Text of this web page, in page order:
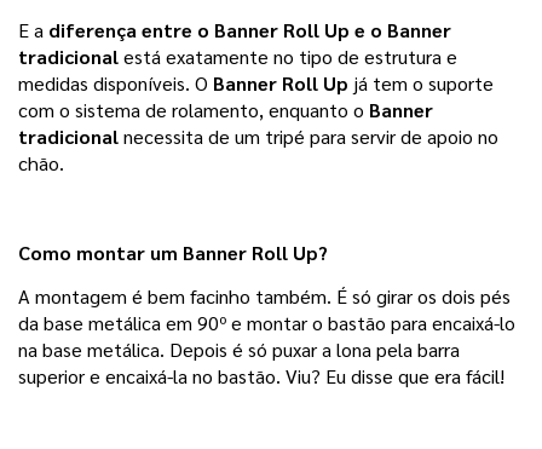
E a diferença entre o Banner Roll Up e o Banner
tradicional está exatamente no tipo de estrutura e
medidas disponíveis. O Banner Roll Up já tem o suporte
com o sistema de rolamento, enquanto o Banner
tradicional necessita de um tripé para servir de apoio no
chão.
Como montar um Banner Roll Up?
A montagem é bem facinho também. É só girar os dois pés
da base metálica em 90º e montar o bastão para encaixá-lo
na base metálica. Depois é só puxar a lona pela barra
superior e encaixá-la no bastão. Viu? Eu disse que era fácil!